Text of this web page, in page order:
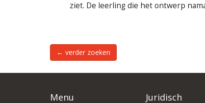
ziet. De leerling die het ontwerp
← verder zoeken
Menu Juridisch